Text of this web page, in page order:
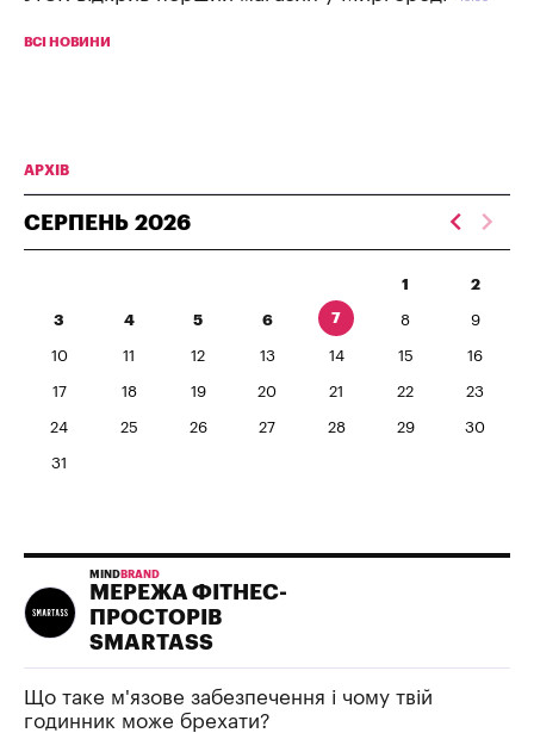
ВСІ НОВИНИ
АРХІВ
СЕРПЕНЬ 2026
1 2
3 4 5 6 7 8 9
10 11 12 13 14 15 16
17 18 19 20 21 22 23
24 25 26 27 28 29 30
31
MIND BRAND
МЕРЕЖА ФІТНЕС-
ПРОСТОРІВ
SMARTASS
Що таке м'язове забезпечення і чому твій
годинник може брехати?